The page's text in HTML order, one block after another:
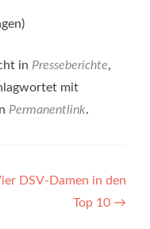
in Presseberichte,
mit
Permanentlink.
DSV-Damen in den
Top 10 →